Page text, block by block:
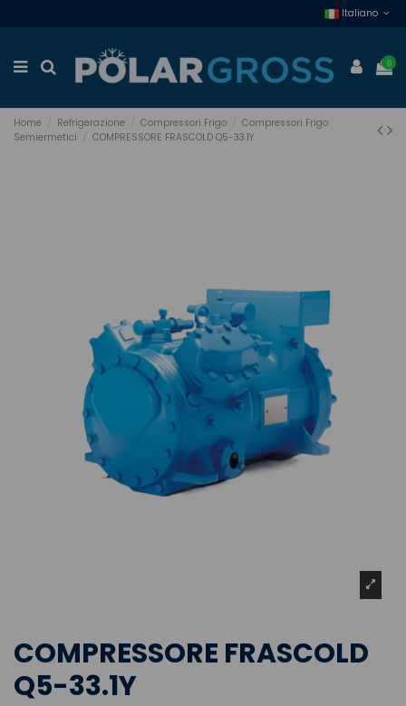
Italiano
0
Home Refrigerazione Compressori Frigo
Compressori Frigo
Semiermetici
COMPRESSORE FRASCOLD Q5-33.1Y
COMPRESSORE FRASCOLD
Q5-33.1Y